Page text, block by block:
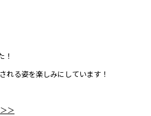
！
れる姿を楽しみにしています！
＞